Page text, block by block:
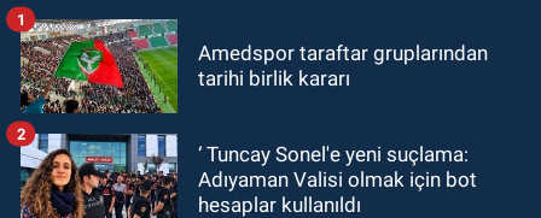
Amedspor taraftar gruplarından
tarihi birlik kararı
1
‘ Tuncay Sonel'e yeni suçlama:
Adıyaman Valisi olmak için bot
hesaplar kullanıldı
2